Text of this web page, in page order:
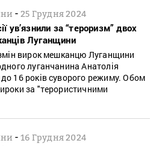
-25 Грудня 2024
ув’язнили за “тероризм” двох
Луганщини
вирок мешканцю Луганщини
луганчанина Анатолія
16 років суворого режиму. Обом
за "терористичними
-16 Грудня 2024